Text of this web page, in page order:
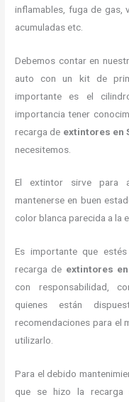
inflamables, fuga de gas,
acumuladas etc.
Debemos contar en
auto con un kit de
importante es el
importancia tener
recarga de extintores en
necesitemos.
El extintor sirve para
mantenerse en buen
color blanca parecida a la
Es importante que
recarga de extintores
con responsabilidad,
quienes están
recomendaciones para el
utilizarlo.
Para el debido
que se hizo la